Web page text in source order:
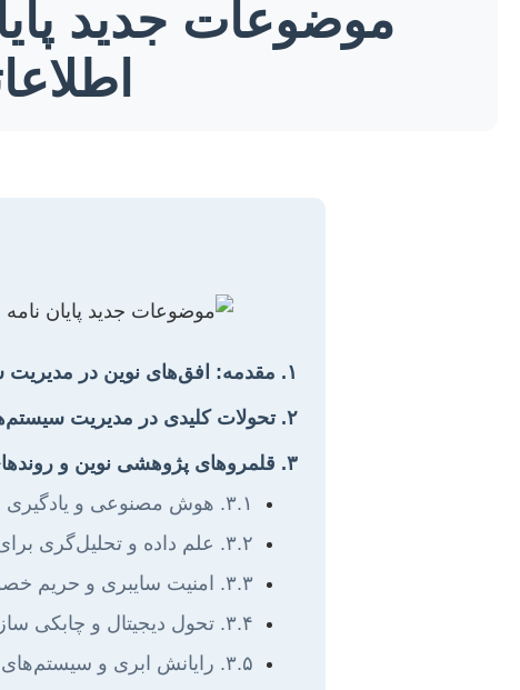
موضوعات جدید
اطلاعاتی +
۱. مقدمه: افق‌های نوین در مدیریت سیستم‌های اطلاعاتی
۲. تحولات کلیدی در مدیریت سیستم‌های اطلاعاتی: بستر ساز نوآوری
۳. قلمروهای پژوهشی نوین و روندهای آتی
۳.۱. هوش مصنوعی و یادگیری ماشین در مدیریت سیستم‌ها
۳.۲. علم داده و تحلیل‌گری برای تصمیم‌گیری استراتژیک
۳.۳. امنیت سایبری و حریم خصوصی در عصر دیجیتال
۳.۴. تحول دیجیتال و چابکی سازمانی
۳.۵. رایانش ابری و سیستم‌های توزیع شده